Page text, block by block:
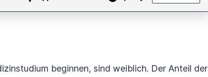
beginnen, sind weiblich. Der Anteil der